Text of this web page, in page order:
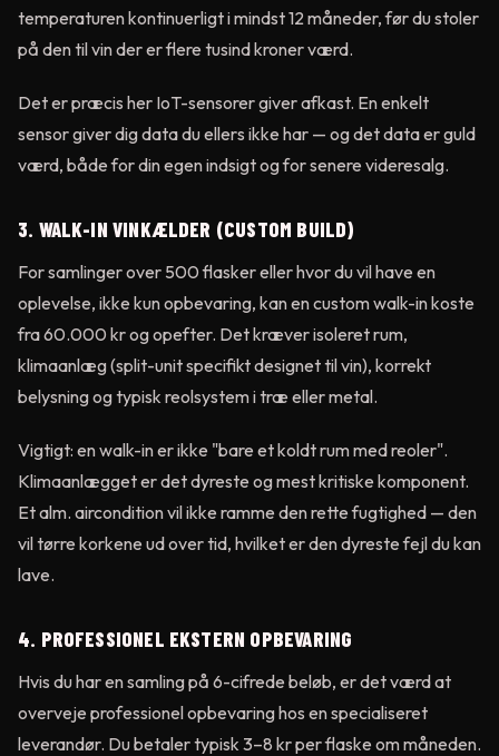
temperaturen kontinuerligt i mindst 12 måneder, før du stoler
på den til vin der er flere tusind kroner værd.
Det er præcis her IoT-sensorer giver afkast. En enkelt
sensor giver dig data du ellers ikke har — og det data er guld
værd, både for din egen indsigt og for senere videresalg.
3. WALK-IN VINKÆLDER (CUSTOM BUILD)
For samlinger over 500 flasker eller hvor du vil have en
oplevelse, ikke kun opbevaring, kan en custom walk-in koste
fra 60.000 kr og opefter. Det kræver isoleret rum,
klimaanlæg (split-unit specifikt designet til vin), korrekt
belysning og typisk reolsystem i træ eller metal.
Vigtigt: en walk-in er ikke "bare et koldt rum med reoler".
Klimaanlægget er det dyreste og mest kritiske komponent.
Et alm. aircondition vil ikke ramme den rette fugtighed — den
vil tørre korkene ud over tid, hvilket er den dyreste fejl du kan
lave.
4. PROFESSIONEL EKSTERN OPBEVARING
Hvis du har en samling på 6-cifrede beløb, er det værd at
overveje professionel opbevaring hos en specialiseret
leverandør. Du betaler typisk 3–8 kr per flaske om måneden.